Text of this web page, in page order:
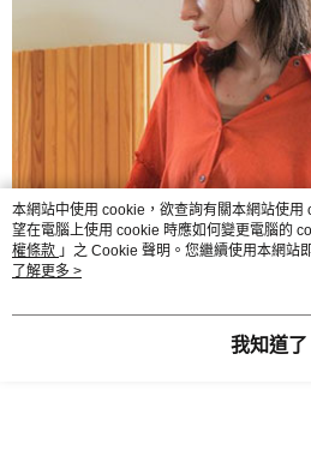
本網站中使用 cookie，欲查詢有關本網站使
望在電腦上使用 cookie 時應如何變更電腦的
權條款 」之 Cookie 聲明。您繼續使用本網站
用條款之 Cookie 聲明使用 cookie。
了解更多 >
我知道了